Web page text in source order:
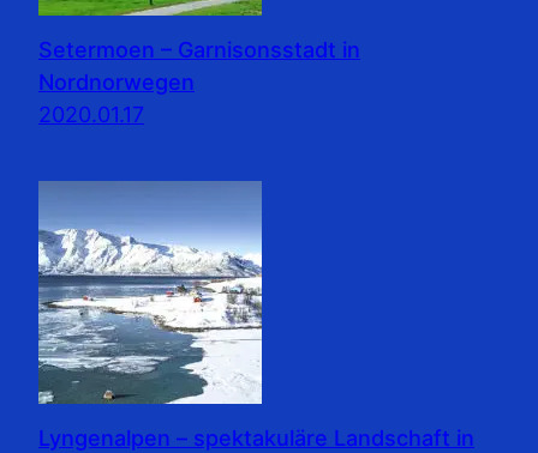
Setermoen – Garnisonsstadt in
Nordnorwegen
2020.01.17
Lyngenalpen – spektakuläre Landschaft in